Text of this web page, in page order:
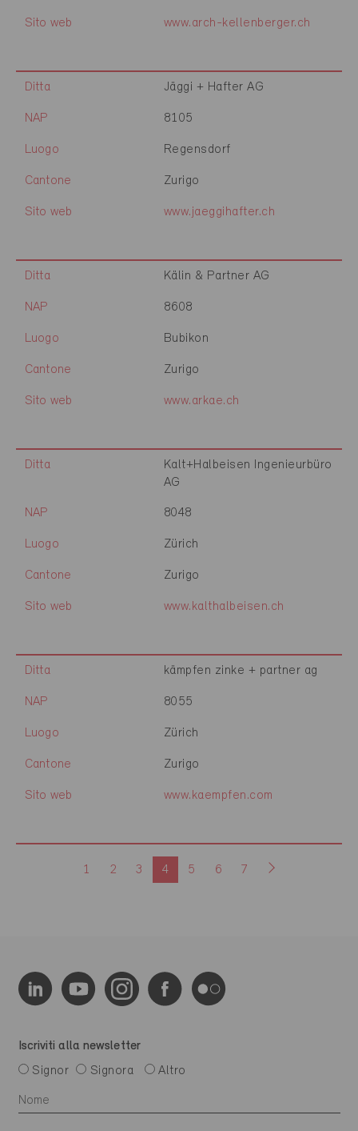
Sito web www.arch-kellenberger.ch
Ditta Jäggi + Hafter AG
NAP 8105
Luogo Regensdorf
Cantone Zurigo
Sito web www.jaeggihafter.ch
Ditta Kälin & Partner AG
NAP 8608
Luogo Bubikon
Cantone Zurigo
Sito web www.arkae.ch
Ditta
Kalt+Halbeisen Ingenieurbüro
AG
NAP 8048
Luogo Zürich
Cantone Zurigo
Sito web www.kalthalbeisen.ch
Ditta kämpfen zinke + partner ag
NAP 8055
Luogo Zürich
Cantone Zurigo
Sito web www.kaempfen.com
1 2 3 4 5 6 7
Iscriviti alla newsletter
Signor
Signora Altro